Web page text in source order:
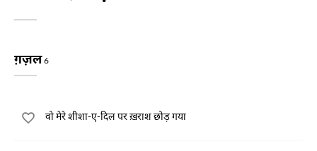
ग़ज़ल6
वो मेरे शीशा-ए-दिल पर ख़राश छोड़ गया